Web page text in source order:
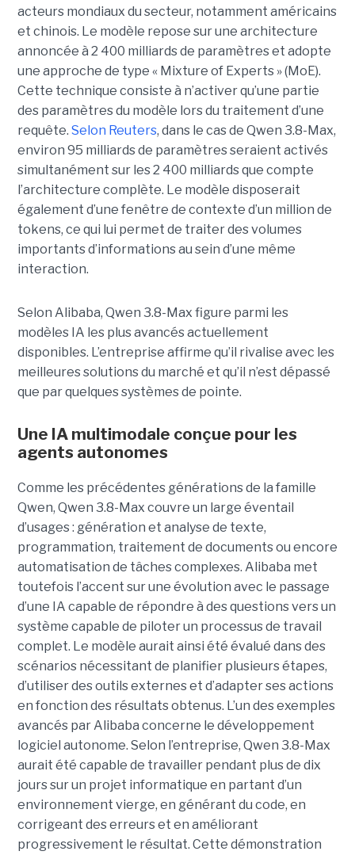
acteurs mondiaux du secteur, notamment américains
et chinois. Le modèle repose sur une architecture
annoncée à 2 400 milliards de paramètres et adopte
une approche de type « Mixture of Experts » (MoE).
Cette technique consiste à n’activer qu’une partie
des paramètres du modèle lors du traitement d’une
requête. Selon Reuters, dans le cas de Qwen 3.8-Max,
environ 95 milliards de paramètres seraient activés
simultanément sur les 2 400 milliards que compte
l’architecture complète. Le modèle disposerait
également d’une fenêtre de contexte d’un million de
tokens, ce qui lui permet de traiter des volumes
importants d’informations au sein d’une même
interaction.
Selon Alibaba, Qwen 3.8-Max figure parmi les
modèles IA les plus avancés actuellement
disponibles. L’entreprise affirme qu’il rivalise avec les
meilleures solutions du marché et qu’il n’est dépassé
que par quelques systèmes de pointe.
Une IA multimodale conçue pour les
agents autonomes
Comme les précédentes générations de la famille
Qwen, Qwen 3.8-Max couvre un large éventail
d’usages : génération et analyse de texte,
programmation, traitement de documents ou encore
automatisation de tâches complexes. Alibaba met
toutefois l’accent sur une évolution avec le passage
d’une IA capable de répondre à des questions vers un
système capable de piloter un processus de travail
complet. Le modèle aurait ainsi été évalué dans des
scénarios nécessitant de planifier plusieurs étapes,
d’utiliser des outils externes et d’adapter ses actions
en fonction des résultats obtenus. L’un des exemples
avancés par Alibaba concerne le développement
logiciel autonome. Selon l’entreprise, Qwen 3.8-Max
aurait été capable de travailler pendant plus de dix
jours sur un projet informatique en partant d’un
environnement vierge, en générant du code, en
corrigeant des erreurs et en améliorant
progressivement le résultat. Cette démonstration